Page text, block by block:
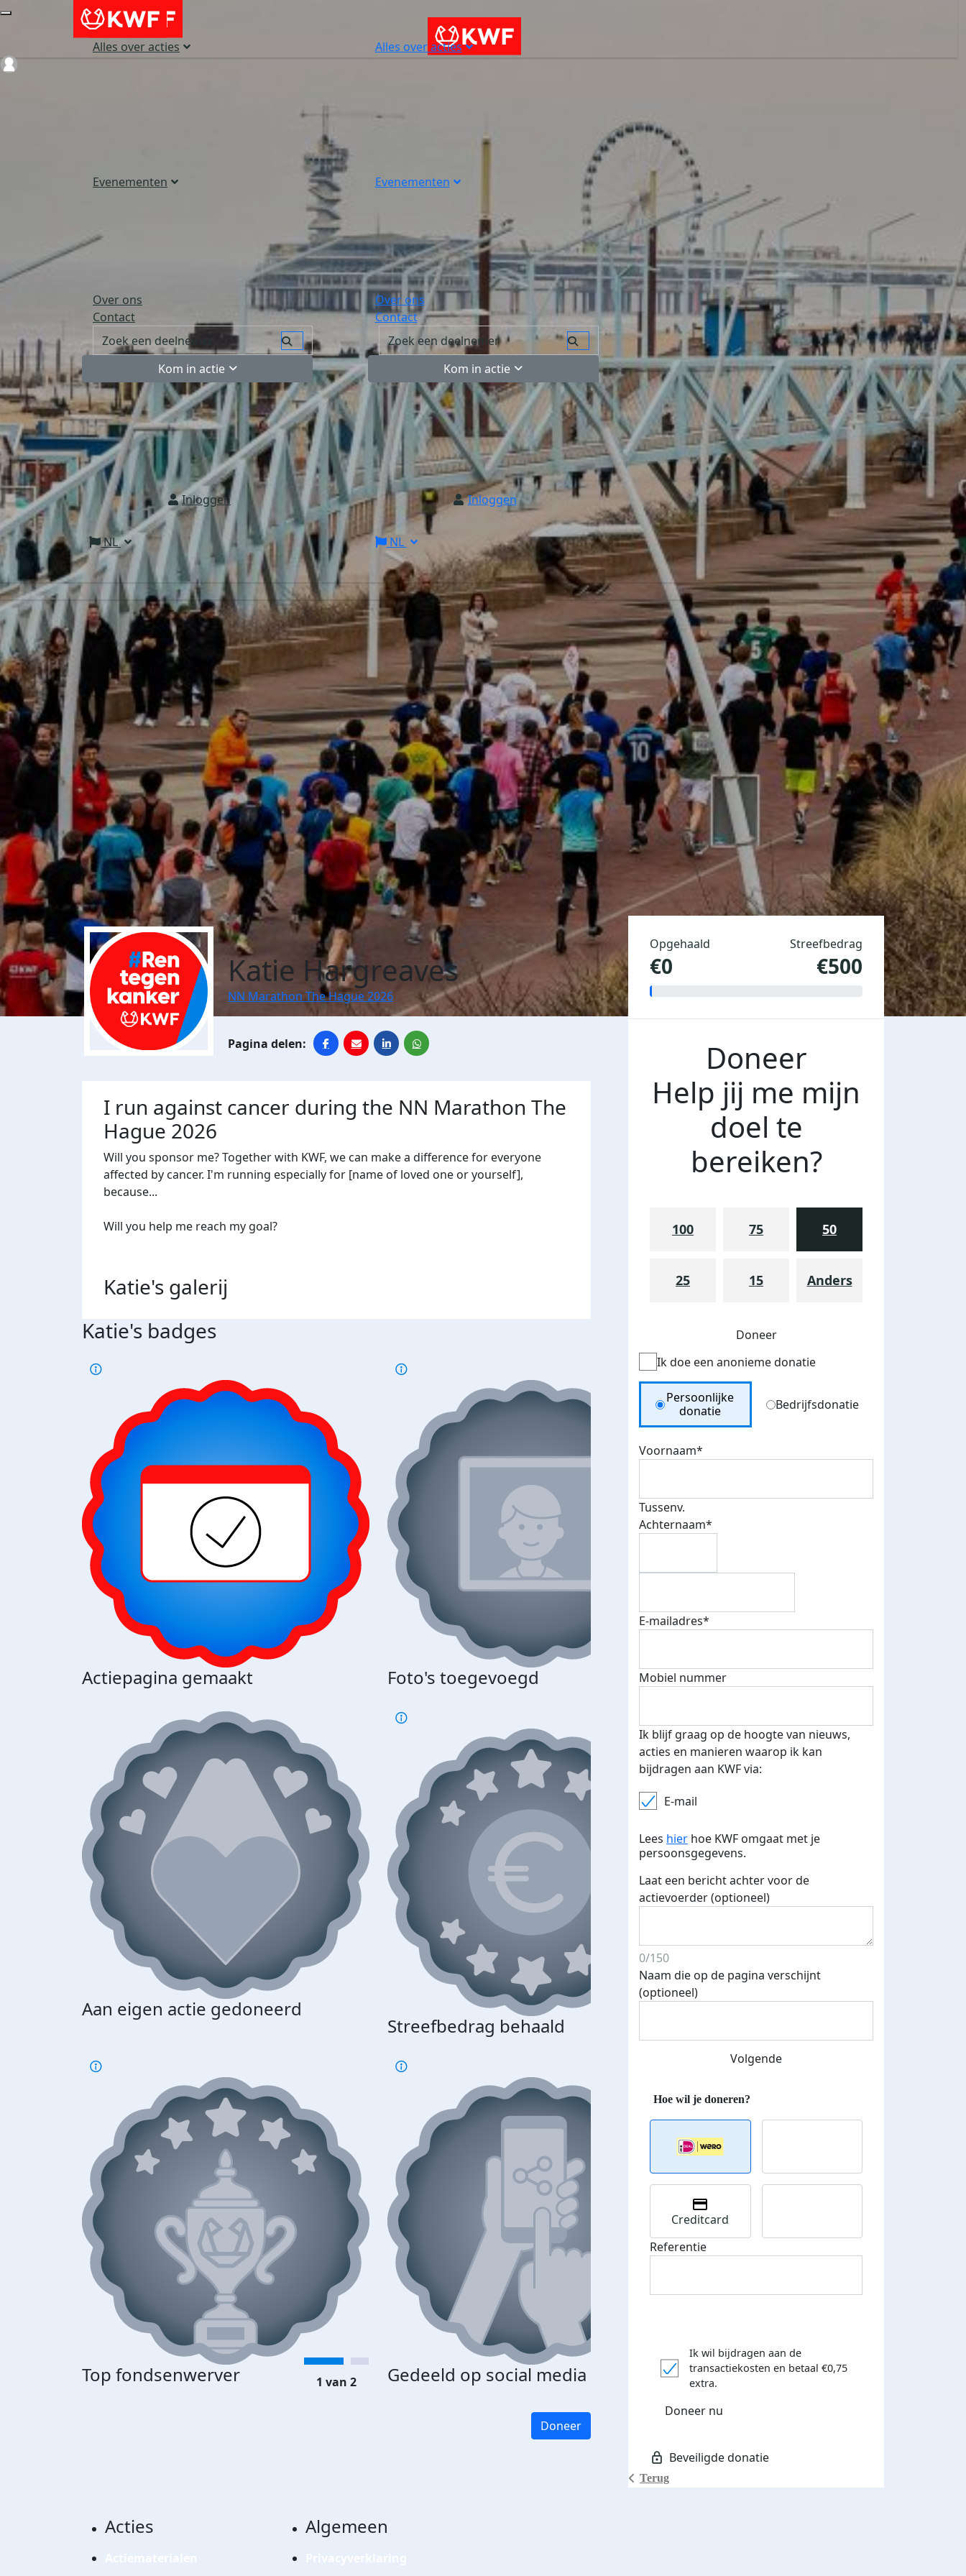
Alles over acties
Evenementen
Over ons
Contact
Kom in actie
Inloggen
NL
Alles over acties
Evenementen
Over ons
Contact
Kom in actie
Inloggen
NL
Katie Hargreaves
NN Marathon The Hague 2026
I run against cancer during the NN Marathon The
Hague 2026
Will you sponsor me? Together with KWF, we can make a difference for everyone
affected by cancer. I'm running especially for [name of loved one or yourself],
because...
Will you help me reach my goal?
Katie's galerij
Katie's badges
Actiepagina gemaakt Foto's toegevoegd E-mails verstuurd
Aan eigen actie gedoneerd
Streefbedrag behaald
Top fondsenwerver Gedeeld op social media Donateurs bedankt
je je speciale KWF t-shirt!
1 van 2
Doneer
Opgehaald
€0
Streefbedrag
€500
Doneer
Help jij me mijn
doel te
bereiken?
100 75 50
25 15 Anders
Doneer
Ik doe een anonieme donatie
Donation Type
Persoonlijke
donatie
Bedrijfsdonatie
Voornaam*
Tussenv.
Achternaam*
E-mailadres*
Mobiel nummer
Ik blijf graag op de hoogte van nieuws,
acties en manieren waarop ik kan
bijdragen aan KWF via:
E-mail
Lees hier hoe KWF omgaat met je
persoonsgegevens.
Laat een bericht achter voor de
actievoerder (optioneel)
0/150
Naam die op de pagina verschijnt
(optioneel)
Volgende
Terug
Creditcard
Referentie
Ik wil bijdragen aan de
transactiekosten en betaal €0,75
extra.
Doneer nu
Acties Algemeen